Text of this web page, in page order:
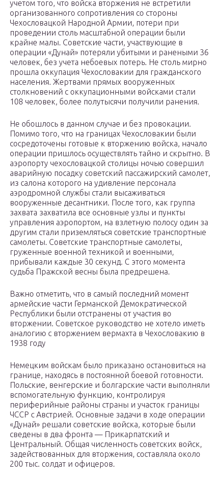
учетом того, что войска вторжения не встретили
организованного сопротивления со стороны
Чехословацкой Народной Армии, потери при
проведении столь масштабной операции были
крайне малы. Советские части, участвующие в
операции «Дунай» потеряли убитыми и ранеными 36
человек, без учета небоевых потерь. Не столь мирно
прошла оккупация Чехословакии для гражданского
населения. Жертвами прямых вооруженных
столкновений с оккупационными войсками стали
108 человек, более полутысячи получили ранения.
Не обошлось в данном случае и без провокации.
Помимо того, что на границах Чехословакии были
сосредоточены готовые к вторжению войска, начало
операции пришлось осуществлять тайно и скрытно. В
аэропорту чехословацкой столицы ночью совершил
аварийную посадку советский пассажирский самолет,
из салона которого на удивление персонала
аэродромной службы стали высаживаться
вооруженные десантники. После того, как группа
захвата захватила все основные узлы и пункты
управления аэропортом, на взлетную полосу один за
другим стали приземляться советские транспортные
самолеты. Советские транспортные самолеты,
груженные военной техникой и военными,
прибывали каждые 30 секунд. С этого момента
судьба Пражской весны была предрешена.
Важно отметить, что в самый последний момент
армейские части Германской Демократической
Республики были отстранены от участия во
вторжении. Советское руководство не хотело иметь
аналогию с вторжением вермахта в Чехословакию в
1938 году
Немецким войскам было приказано остановиться на
границе, находясь в постоянной боевой готовности.
Польские, венгерские и болгарские части выполняли
вспомогательную функцию, контролируя
периферийные районы страны и участок границы
ЧССР с Австрией. Основные задачи в ходе операции
«Дунай» решали советские войска, которые были
сведены в два фронта — Прикарпатский и
Центральный. Общая численность советских войск,
задействованных для вторжения, составляла около
200 тыс. солдат и офицеров.